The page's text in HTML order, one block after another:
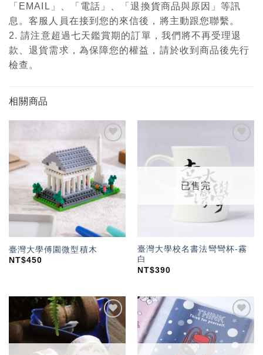
「EMAIL」、「電話」、「退換貨商品與原因」等訊
息。客服人員在接到您的來信後，將主動跟您聯繫。
2. 請注意超過七天鑑賞期的訂單，我們將不再受理退
款、退貨需求，為保障您的權益，請於收到商品後先行
檢查。
相關商品
加入
「願
望輕
單」
臺灣大學傅園微型積木
NT$450
望輕
已售完
臺灣大學校名書法彎彎杯-霧
白
NT$390
加入
「願
望輕
單」
「願
望輕